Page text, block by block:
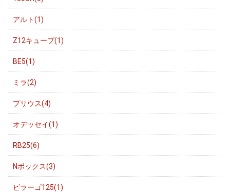
アルト(1)
Z12キューブ(1)
BE5(1)
ミラ(2)
プリウス(4)
オデッセイ(1)
RB25(6)
Nボックス(3)
ビラーゴ125(1)